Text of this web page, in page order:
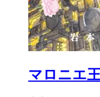
マロニエ